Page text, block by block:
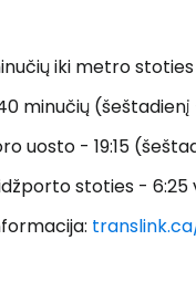
iki metro
minučių
uosto - 19:15
stoties -